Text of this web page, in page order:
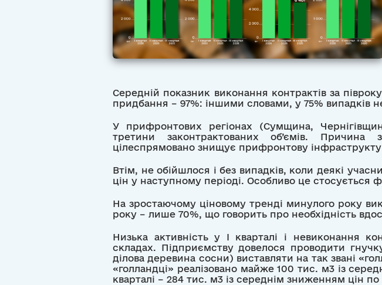
Середній показник виконання контрактів за
придбання – 97%: іншими словами, у 75% випадків
У прифронтових регіонах (Сумщина,
третини законтрактованих об’ємів. Причина
цілеспрямовано знищує прифронтову
Втім, не обійшлося і без випадків, коли деякі
цін у наступному періоді. Особливо це стосується
На зростаючому ціновому тренді минулого року
року – лише 70%, що говорить про необхідність
Низька активність у І кварталі і невиконання
складах. Підприємству довелося проводити
ділова деревина сосни) виставляти на так звані
«голландці» реалізовано майже 100 тис. м3 із
кварталі – 284 тис. м3 із середнім зниженням цін по